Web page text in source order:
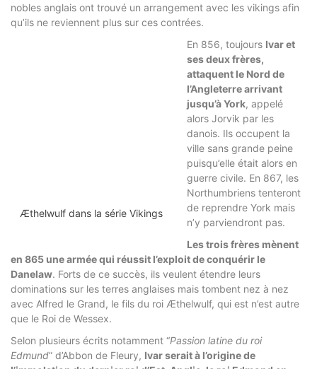
nobles anglais ont trouvé un arrangement avec les vikings afin
qu’ils ne reviennent plus sur ces contrées.
Æthelwulf dans la série Vikings
En 856, toujours Ivar et
ses deux frères,
attaquent le Nord de
l’Angleterre arrivant
jusqu’à York, appelé
alors Jorvik par les
danois. Ils occupent la
ville sans grande peine
puisqu’elle était alors en
guerre civile. En 867, les
Northumbriens tenteront
de reprendre York mais
n’y parviendront pas.
Les trois frères mènent
en 865 une armée qui réussit l’exploit de conquérir le
Danelaw. Forts de ce succès, ils veulent étendre leurs
dominations sur les terres anglaises mais tombent nez à nez
avec Alfred le Grand, le fils du roi Æthelwulf, qui est n’est autre
que le Roi de Wessex.
Selon plusieurs écrits notamment “Passion latine du roi
Edmund” d’Abbon de Fleury, Ivar serait à l’origine de